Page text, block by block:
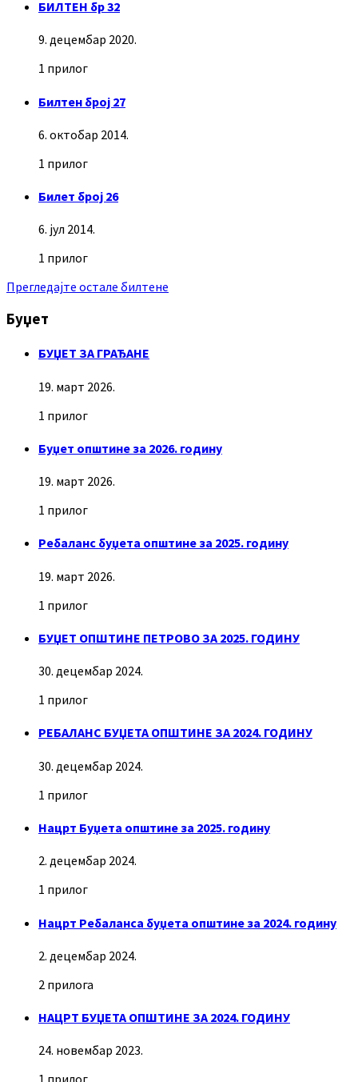
БИЛТЕН бр 32
9. децембар 2020.
1 прилог
Билтен број 27
6. октобар 2014.
1 прилог
Билет број 26
6. јул 2014.
1 прилог
Прегледајте остале билтене
Буџет
БУЏЕТ ЗА ГРАЂАНЕ
19. март 2026.
1 прилог
Буџет општине за 2026. годину
19. март 2026.
1 прилог
Ребаланс буџета општине за 2025. годину
19. март 2026.
1 прилог
БУЏЕТ ОПШТИНЕ ПЕТРОВО ЗА 2025. ГОДИНУ
30. децембар 2024.
1 прилог
РЕБАЛАНС БУЏЕТА ОПШТИНЕ ЗА 2024. ГОДИНУ
30. децембар 2024.
1 прилог
Нацрт Буџета општине за 2025. годину
2. децембар 2024.
1 прилог
Нацрт Ребаланса буџета општине за 2024. годину
2. децембар 2024.
2 прилога
НАЦРТ БУЏЕТА ОПШТИНЕ ЗА 2024. ГОДИНУ
24. новембар 2023.